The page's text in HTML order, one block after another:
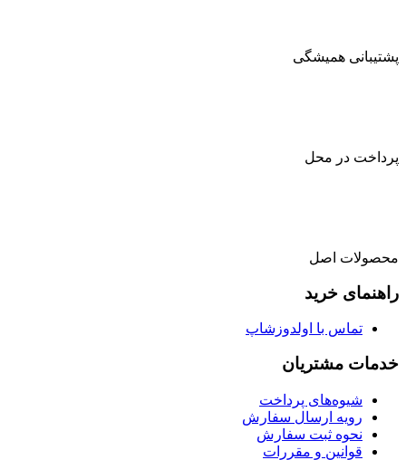
پشتیبانی همیشگی
پرداخت در محل
محصولات اصل
راهنمای خرید
تماس با اولدوزشاپ
خدمات مشتریان
شیوه‌های پرداخت
رویه ارسال سفارش
نحوه ثبت سفارش
قوانین و مقررات